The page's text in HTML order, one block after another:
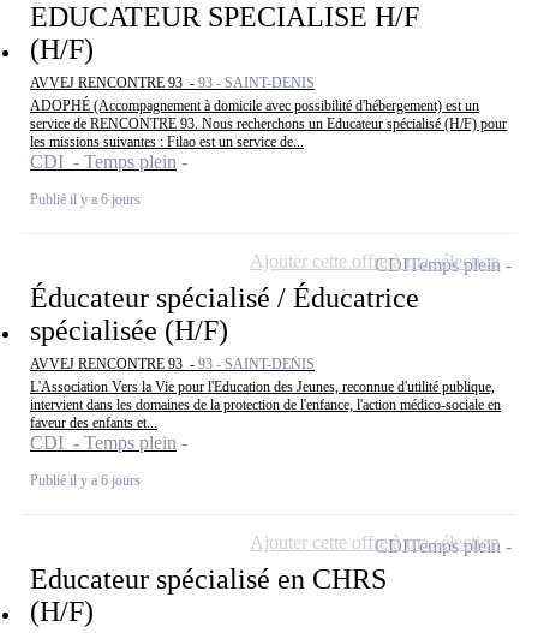
EDUCATEUR SPECIALISE H/F
(H/F)
AVVEJ RENCONTRE 93 - 93 - SAINT-DENIS
ADOPHÉ (Accompagnement à domicile avec possibilité d'hébergement) est un
service de RENCONTRE 93. Nous recherchons un Educateur spécialisé (H/F) pour
les missions suivantes : Filao est un service de...
CDI - Temps plein
Publié il y a 6 jours
Éducateur spécialisé / Éducatrice
spécialisée (H/F)
AVVEJ RENCONTRE 93 - 93 - SAINT-DENIS
L'Association Vers la Vie pour l'Education des Jeunes, reconnue d'utilité publique,
intervient dans les domaines de la protection de l'enfance, l'action médico-sociale en
faveur des enfants et...
CDI - Temps plein
Publié il y a 6 jours
CDITemps plein
Ajouter cette offre à ma sélection
Educateur spécialisé en CHRS
(H/F)
CDITemps plein
Ajouter cette offre à ma sélection